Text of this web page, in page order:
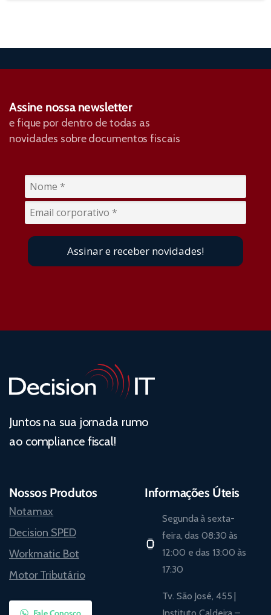
Assine nossa newsletter
e fique por dentro de todas as
novidades sobre documentos fiscais
Assinar e receber novidades!
Juntos na sua jornada rumo
ao compliance fiscal!
Nossos Produtos
Notamax
Decision SPED
Workmatic Bot
Motor Tributário
Informações Úteis
Segunda à sexta-
feira, das 08:30 às
12:00 e das 13:00 às
17:30
Tv. São José, 455 |
Instituto Caldeira –